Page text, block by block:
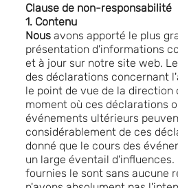
Recherche
Clause de non-responsabilité
1. Contenu
Nous avons apporté le plus
présentation d'informations
et à jour sur notre site web.
des déclarations concernant
le point de vue de la direction
moment où ces déclarations
événements ultérieurs
considérablement de ces
donné que le cours des
un large éventail
fournies le sont sans aucune